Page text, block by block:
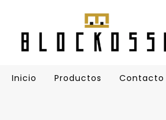
Inicio Productos Contacto